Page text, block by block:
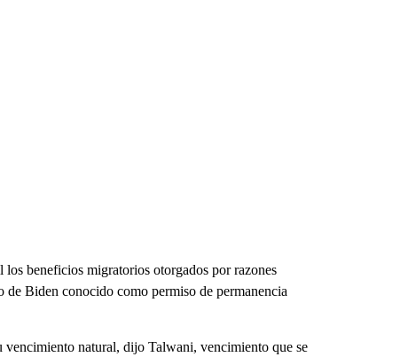
beneficios migratorios otorgados por razones
de Biden conocido como permiso de permanencia
vencimiento natural, dijo Talwani, vencimiento que se